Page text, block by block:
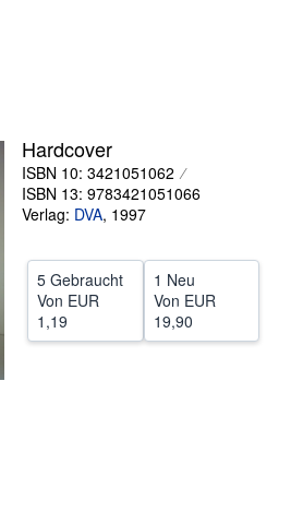
SCHLIESSEN
Hardcover
ISBN 10: 3421051062
ISBN 13: 9783421051066
Verlag: DVA, 1997
5 Gebraucht
Von EUR
1,19
1 Neu
Von EUR
19,90